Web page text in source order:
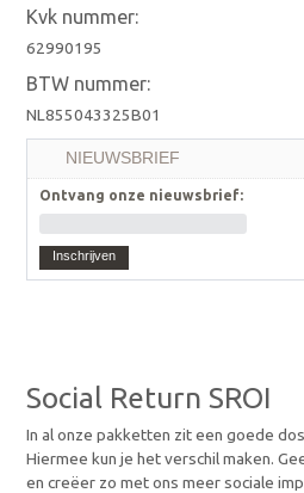
Social Return SROI
In al onze pakketten zit een goede
Hiermee kun je het verschil maken.
en creëer zo met ons meer sociale
Kvk nummer:
62990195
BTW nummer:
NL855043325B01
NIEUWSBRIEF
Ontvang onze nieuwsbrief:
Inschrijven